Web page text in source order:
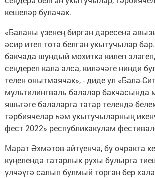
кешеләр булачак.
«Баланы үзенең биргән дәресенә
әсир итеп тота белгән укытучылар
бакчада шундый мохиткә килеп эләгеп,
сеңдереп кала алса, киләчәге нинди
телен онытмаячак», - диде ул «Бала-
мультилингваль балалар бакчасында
яшьтәге балаларга татар телендә
тәрбиячеләр һәм укытучыларның
фест 2022» республикакүләм
Марат Әхмәтов әйтүенчә, бу очракта
күңелендә татарлык рухы булырга
үлчәүгә салып булмый торган бер